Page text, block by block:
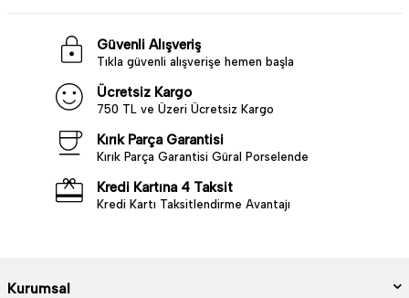
Güvenli Alışveriş
Tıkla güvenli alışverişe hemen başla
Ücretsiz Kargo
750 TL ve Üzeri Ücretsiz Kargo
Kırık Parça Garantisi
Kırık Parça Garantisi Güral Porselende
Kredi Kartına 4 Taksit
Kredi Kartı Taksitlendirme Avantajı
Kurumsal